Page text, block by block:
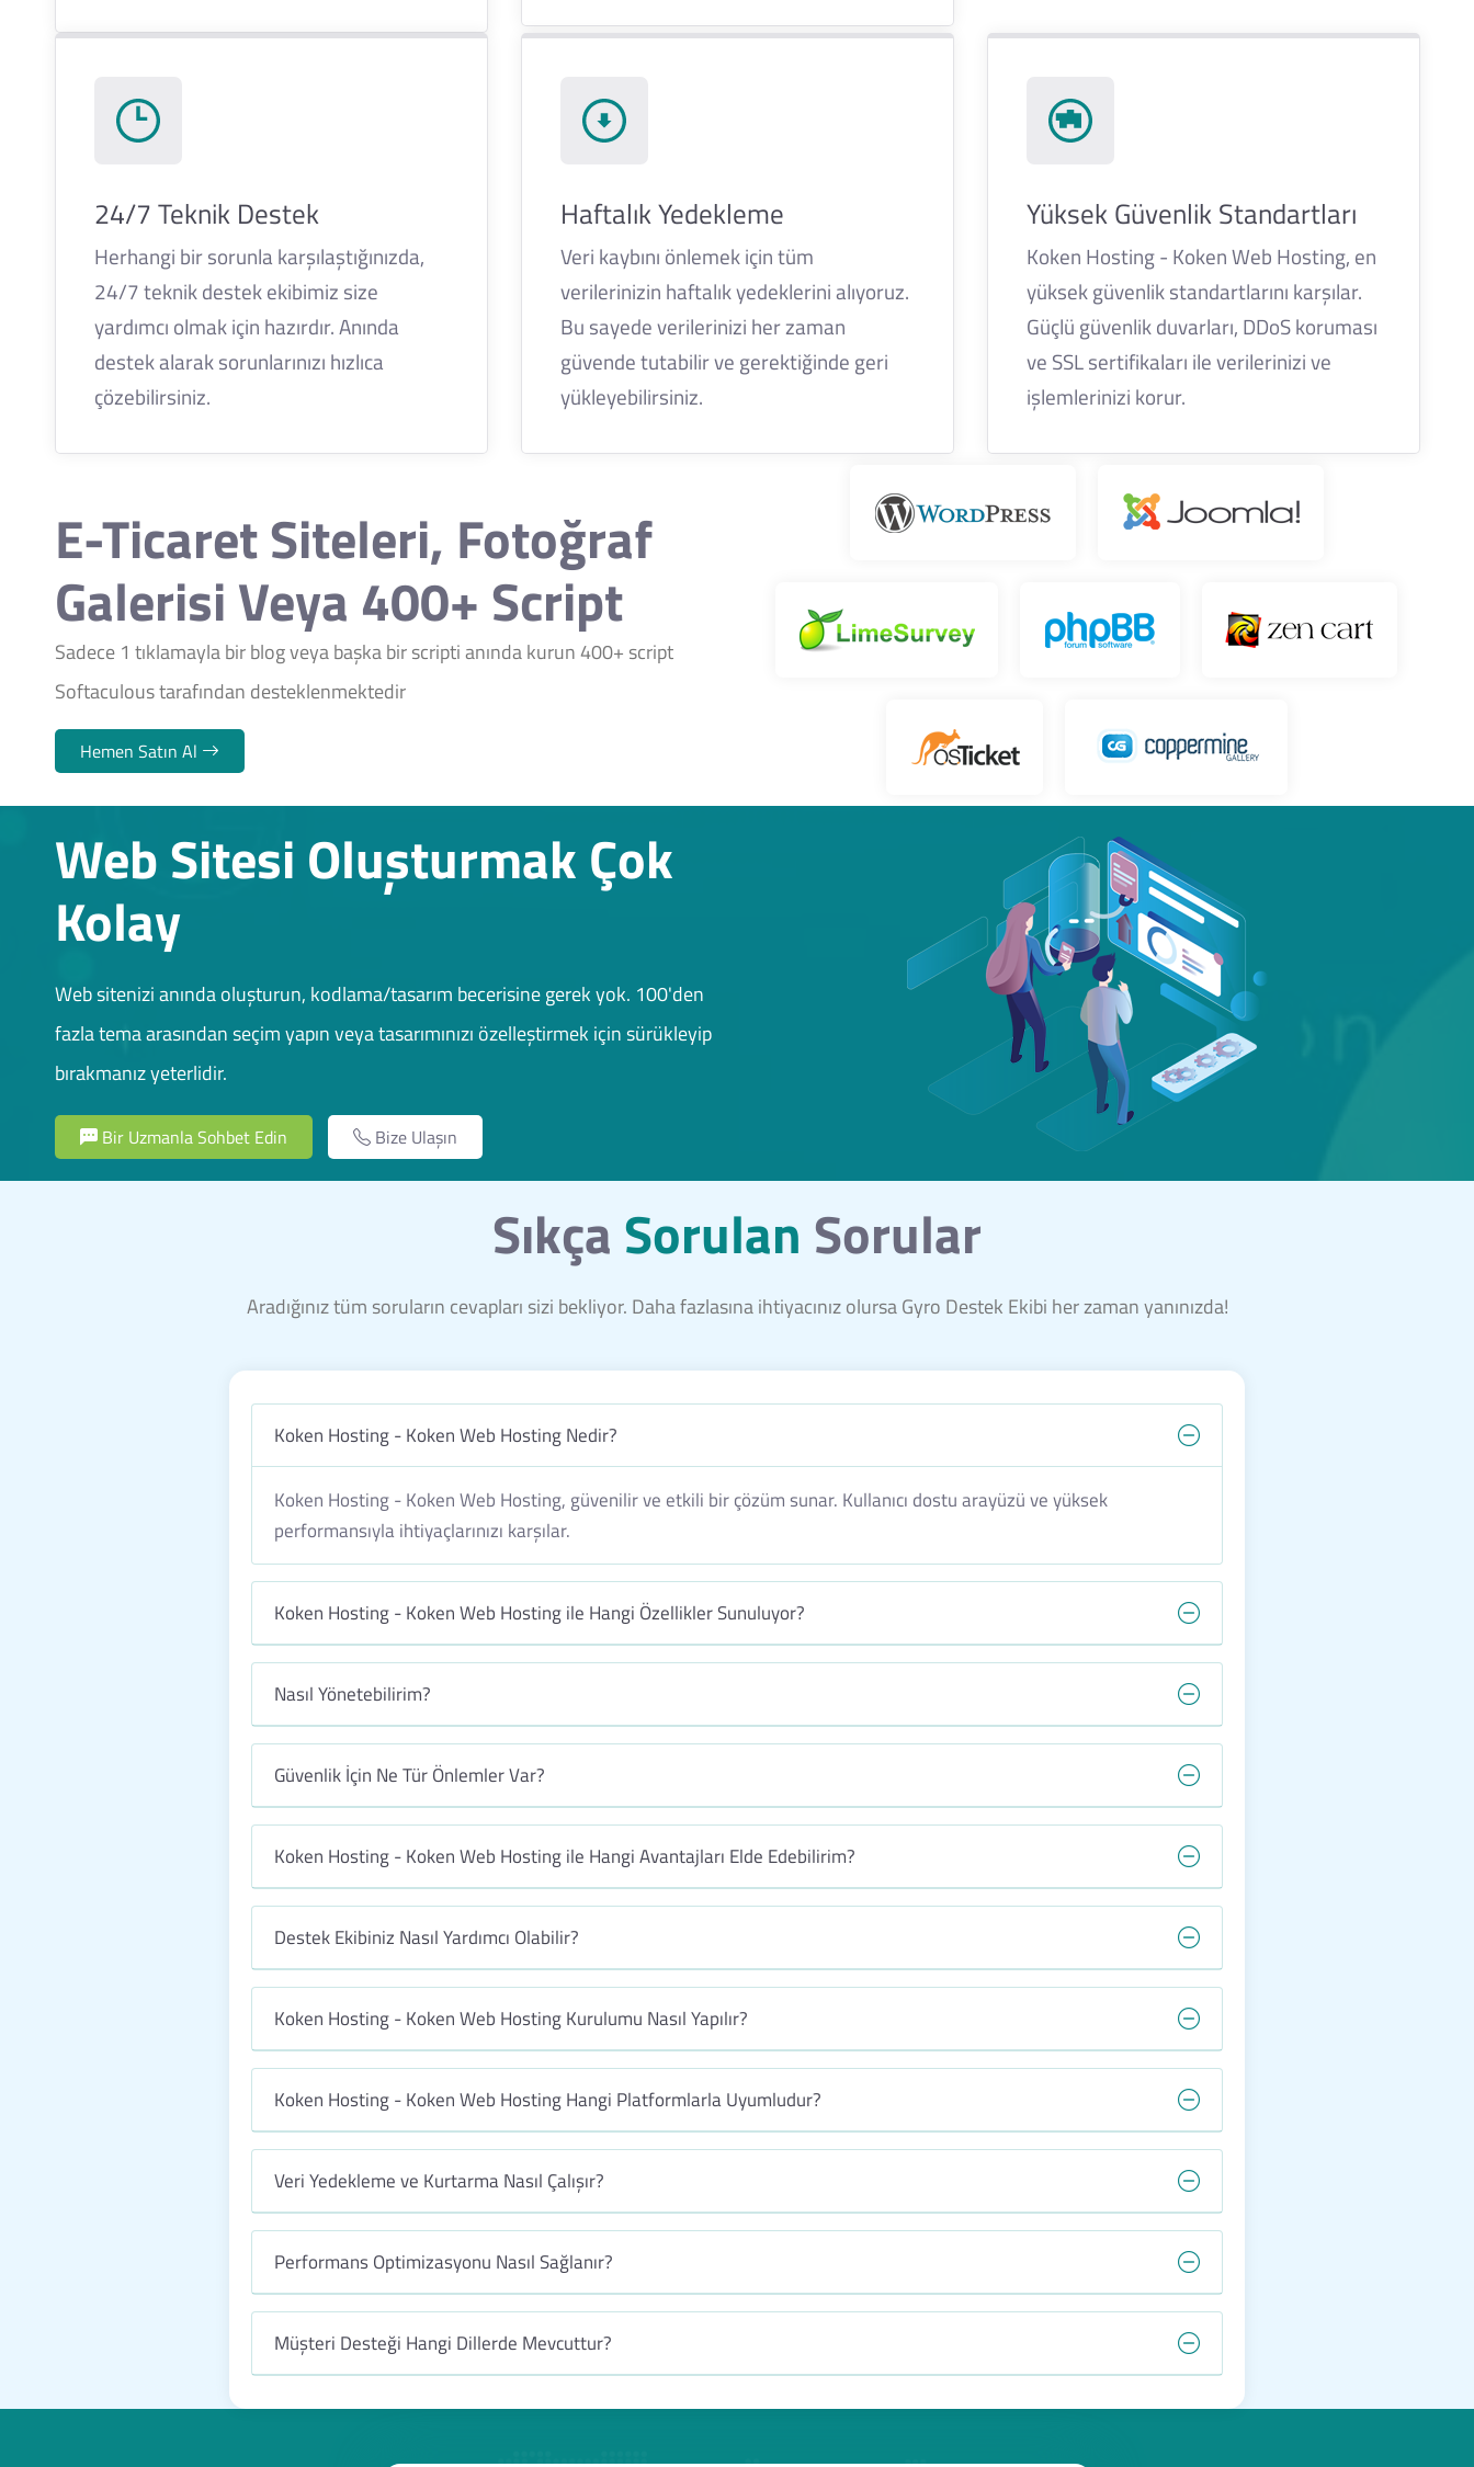
24/7 Teknik Destek
Herhangi bir sorunla karşılaştığınızda,
24/7 teknik destek ekibimiz size
yardımcı olmak için hazırdır. Anında
destek alarak sorunlarınızı hızlıca
çözebilirsiniz.
Haftalık Yedekleme
Veri kaybını önlemek için tüm
verilerinizin haftalık yedeklerini alıyoruz.
Bu sayede verilerinizi her zaman
güvende tutabilir ve gerektiğinde geri
yükleyebilirsiniz.
Yüksek Güvenlik Standartları
Koken Hosting - Koken Web Hosting, en
yüksek güvenlik standartlarını karşılar.
Güçlü güvenlik duvarları, DDoS koruması
ve SSL sertifikaları ile verilerinizi ve
işlemlerinizi korur.
E-Ticaret Siteleri, Fotoğraf
Galerisi Veya 400+ Script
Sadece 1 tıklamayla bir blog veya başka bir scripti anında kurun 400+ script
Softaculous tarafından desteklenmektedir
Hemen Satın Al
Web Sitesi Oluşturmak Çok
Kolay
Web sitenizi anında oluşturun, kodlama/tasarım becerisine gerek yok. 100'den
fazla tema arasından seçim yapın veya tasarımınızı özelleştirmek için sürükleyip
bırakmanız yeterlidir.
Bir Uzmanla Sohbet Edin Bize Ulaşın
SıkçaSorulan Sorular
Aradığınız tüm soruların cevapları sizi bekliyor. Daha fazlasına ihtiyacınız olursa Gyro Destek Ekibi her zaman yanınızda!
Koken Hosting - Koken Web Hosting Nedir?
Koken Hosting - Koken Web Hosting, güvenilir ve etkili bir çözüm sunar. Kullanıcı dostu arayüzü ve yüksek
performansıyla ihtiyaçlarınızı karşılar.
Koken Hosting - Koken Web Hosting ile Hangi Özellikler Sunuluyor?
Nasıl Yönetebilirim?
Güvenlik İçin Ne Tür Önlemler Var?
Koken Hosting - Koken Web Hosting ile Hangi Avantajları Elde Edebilirim?
Destek Ekibiniz Nasıl Yardımcı Olabilir?
Koken Hosting - Koken Web Hosting Kurulumu Nasıl Yapılır?
Koken Hosting - Koken Web Hosting Hangi Platformlarla Uyumludur?
Veri Yedekleme ve Kurtarma Nasıl Çalışır?
Performans Optimizasyonu Nasıl Sağlanır?
Müşteri Desteği Hangi Dillerde Mevcuttur?